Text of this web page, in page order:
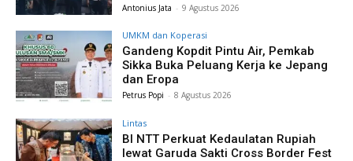
Antonius Jata - 9 Agustus 2026
UMKM dan Koperasi
Gandeng Kopdit Pintu Air, Pemkab
Sikka Buka Peluang Kerja ke Jepang
dan Eropa
Petrus Popi - 8 Agustus 2026
Lintas
BI NTT Perkuat Kedaulatan Rupiah
lewat Garuda Sakti Cross Border Fest